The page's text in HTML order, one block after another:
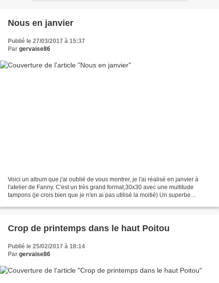
Nous en janvier
Publié le 27/03/2017 à 15:37
Par gervaise86
Voici un album que j'ai oublié de vous montrer, je l'ai réalisé en janvier à
l'atelier de Fanny. C'est un très grand format,30x30 avec une multitude
tampons (je crois bien que je n'en ai pas utilisé la moitié) Un superbe
Crop de printemps dans le haut Poitou
Publié le 25/02/2017 à 18:14
Par gervaise86